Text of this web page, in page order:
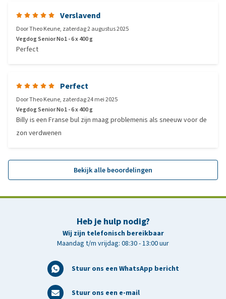
Verslavend
DoorTheo Keune, zaterdag 2 augustus 2025
Vegdog Senior No1 - 6 x 400 g
Perfect
Perfect
DoorTheo Keune, zaterdag 24 mei 2025
Vegdog Senior No1 - 6 x 400 g
Billy is een Franse bul zijn maag problemenis als sneeuw voor de
zon verdwenen
Bekijk alle beoordelingen
Heb je hulp nodig?
Wij zijn telefonisch bereikbaar
Maandag t/m vrijdag: 08:30 - 13:00 uur
Stuur ons een WhatsApp bericht
Stuur ons een e-mail